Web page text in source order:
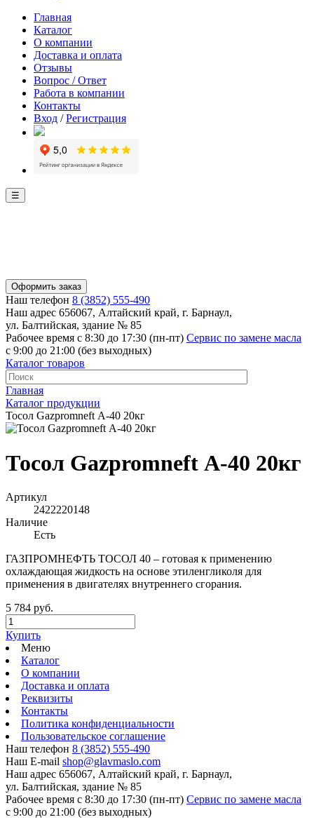
Главная
Каталог
О компании
Доставка и оплата
Отзывы
Вопрос / Ответ
Работа в компании
Контакты
Вход /Регистрация
☰
Оформить заказ
Наш телефон 8 (3852) 555-490
Наш адрес 656067, Алтайский край, г. Барнаул,
ул. Балтийская, здание № 85
Рабочее время с 8:30 до 17:30 (пн-пт) Сервис по замене масла
с 9:00 до 21:00 (без выходных)
Каталог товаров
Главная
Каталог продукции
Тосол Gazpromneft А-40 20кг
Тосол Gazpromneft А-40 20кг
Артикул
2422220148
Наличие
Есть
ГАЗПРОМНЕФТЬ ТОСОЛ 40 – готовая к применению
охлаждающая жидкость на основе этиленгликоля для
применения в двигателях внутреннего сгорания.
5 784 руб.
Купить
Меню
Каталог
О компании
Доставка и оплата
Реквизиты
Контакты
Политика конфиденциальности
Пользовательское соглашение
Наш телефон 8 (3852) 555-490
Наш E-mail shop@glavmaslo.com
Наш адрес 656067, Алтайский край, г. Барнаул,
ул. Балтийская, здание № 85
Рабочее время с 8:30 до 17:30 (пн-пт) Сервис по замене масла
с 9:00 до 21:00 (без выходных)